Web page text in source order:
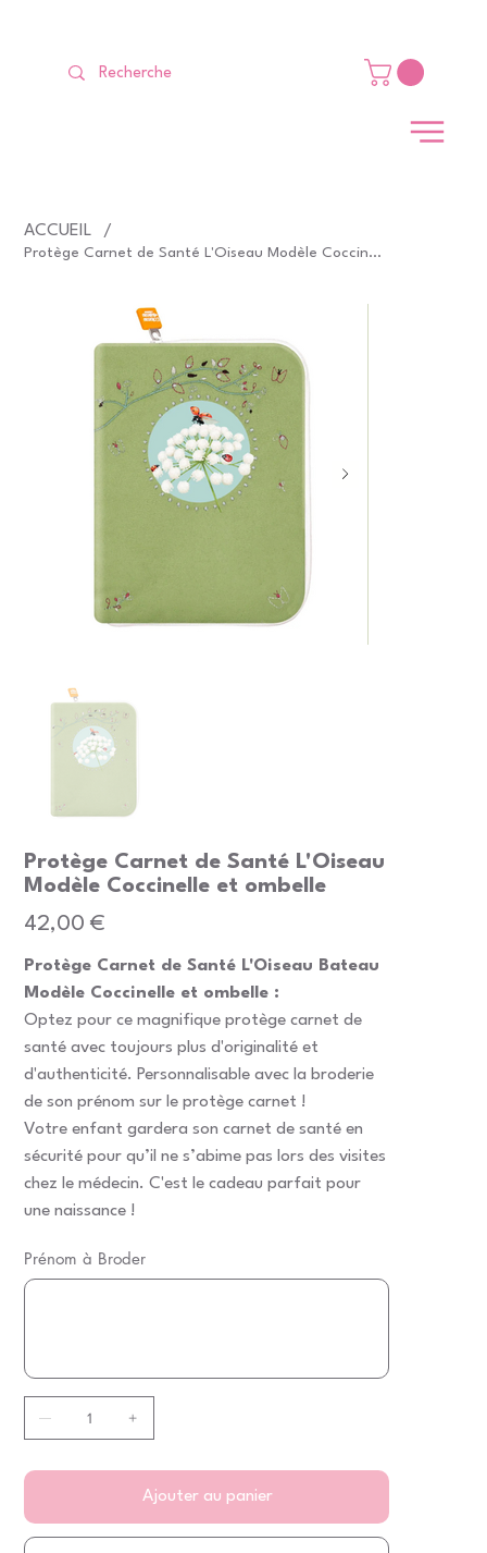
ACCUEIL /
Protège Carnet de Santé L'Oiseau Modèle Coccinelle et ombelle
Protège Carnet de Santé L'Oiseau
Modèle Coccinelle et ombelle
Prix
42,00 €
Protège Carnet de Santé L'Oiseau Bateau
Modèle Coccinelle et ombelle :
Optez pour ce magnifique protège carnet de
santé avec toujours plus d'originalité et
d'authenticité. Personnalisable avec la broderie
de son prénom sur le protège carnet !
Votre enfant gardera son carnet de santé en
sécurité pour qu’il ne s’abime pas lors des visites
chez le médecin. C'est le cadeau parfait pour
une naissance !
Prénom à Broder
15
Ajouter au panier